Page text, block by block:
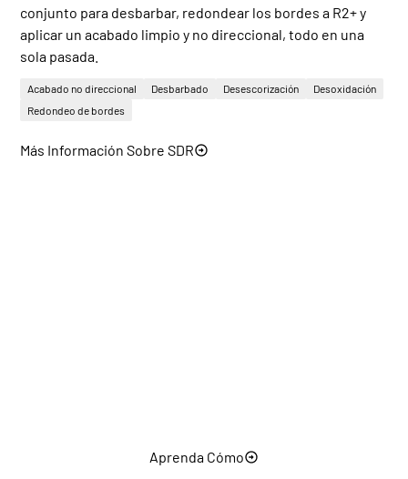
conjunto para desbarbar, redondear los bordes a R2+ y
aplicar un acabado limpio y no direccional, todo en una
sola pasada.
Acabado no direccional Desbarbado Desescorización
Desoxidación
Redondeo de bordes
Más Información Sobre SDR
Aprenda Cómo